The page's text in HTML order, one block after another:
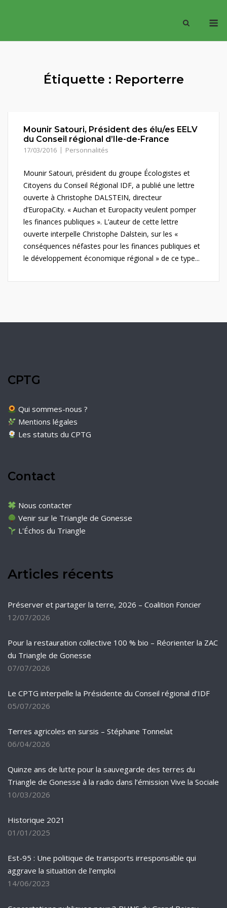
Étiquette : Reporterre
Mounir Satouri, Président des élu/es EELV
du Conseil régional d’Ile-de-France
17/03/2016 Personnalités
Mounir Satouri, président du groupe Écologistes et
Citoyens du Conseil Régional IDF, a publié une lettre
ouverte à Christophe DALSTEIN, directeur
d’EuropaCity. « Auchan et Europacity veulent pomper
les finances publiques ». L’auteur de cette lettre
ouverte interpelle Christophe Dalstein, sur les «
conséquences néfastes pour les finances publiques et
le développement économique régional » de ce type...
CPTG
Qui sommes-nous ?
Mentions légales
Les statuts du CPTG
Contact
Nous contacter
Venir sur le Triangle de Gonesse
L'Échos du Triangle
Articles récents
Préserver et partager la terre, 2026 – Coalition Foncier
12/07/2026
Pour la restauration collective 100 % bio – Réorienter la ZAC
du Triangle de Gonesse
07/07/2026
Le CPTG interpelle la Présidente du Conseil régional d’IDF
05/07/2026
Terres agricoles en sursis – Stéphane Tonnelat
06/04/2026
Quinze ans de lutte pour la sauvegarde des terres du
Triangle de Gonesse à la radio dans l’émission Vive la Sociale
10/03/2026
Historique 2021
01/01/2025
Est-95 : Une politique de transports irresponsable qui
aggrave la situation de l’emploi
14/06/2023